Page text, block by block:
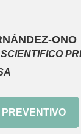
ONO
PREVENTIVO